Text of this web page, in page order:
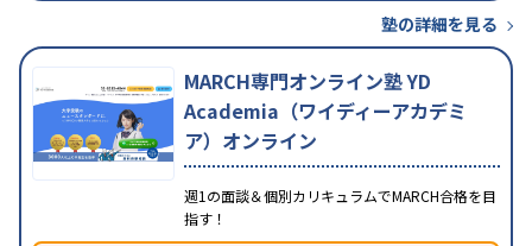
塾の詳細を見る
MARCH専門オンライン塾 YD
Academia（ワイディーアカデミ
ア）オンライン
週1の面談＆個別カリキュラムでMARCH合格を目
指す！